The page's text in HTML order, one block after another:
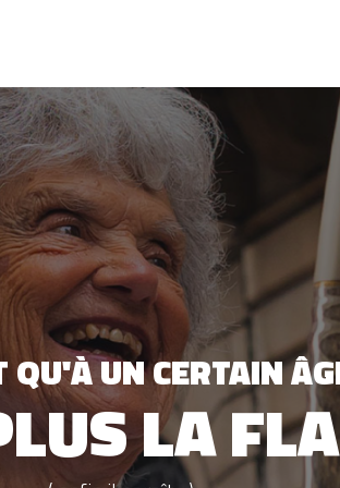
QU'À UN CERTAIN
LA
QU'APRÈS 70
PLUS DE